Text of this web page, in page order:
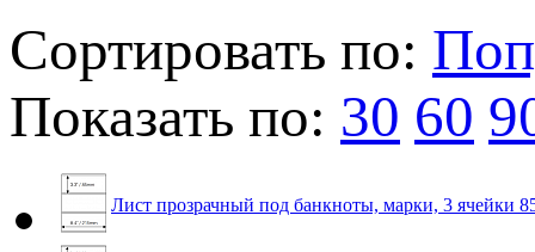
Сортировать по:
Показать по: 30 60
Лист прозрачный под банкноты, марки, 3 ячейки